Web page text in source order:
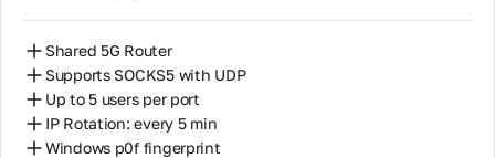
Shared 5G Router
Supports SOCKS5 with UDP
Up to 5 users per port
IP Rotation: every 5 min
Windows p0f fingerprint